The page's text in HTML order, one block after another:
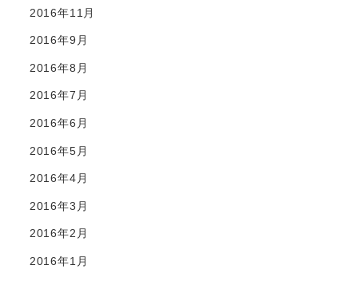
2016年11月
2016年9月
2016年8月
2016年7月
2016年6月
2016年5月
2016年4月
2016年3月
2016年2月
2016年1月